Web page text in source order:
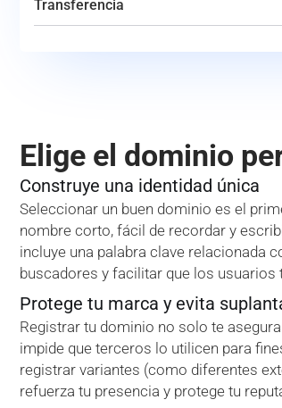
Transferencia
Elige el dominio
Construye una identidad única
Seleccionar un buen dominio es el
nombre corto, fácil de recordar y
incluye una palabra clave relacionada
buscadores y facilitar que los usuarios
Protege tu marca y evita
Registrar tu dominio no solo te
impide que terceros lo utilicen para
registrar variantes (como diferentes
refuerza tu presencia y protege tu